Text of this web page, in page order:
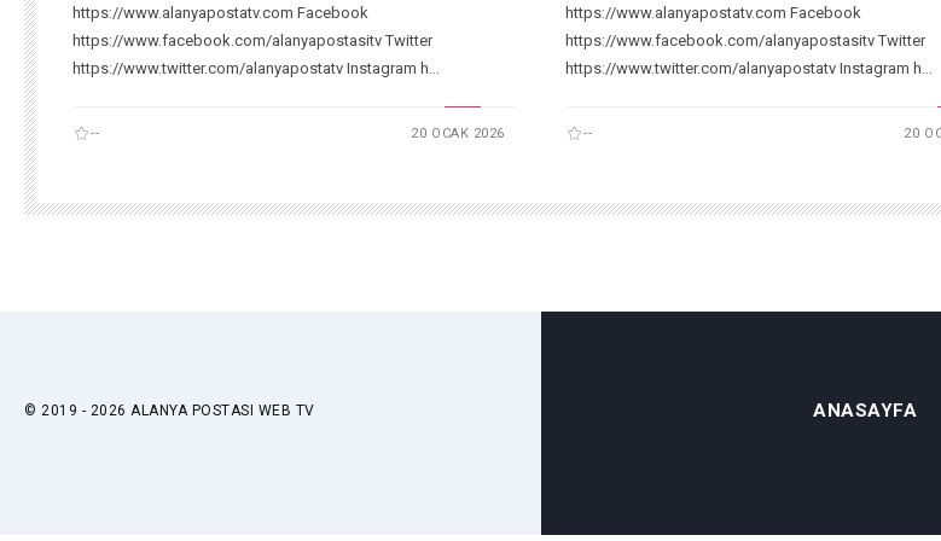
https://www.alanyapostatv.com Facebook
https://www.facebook.com/alanyapostasitv Twitter
https://www.twitter.com/alanyapostatv Instagram h...
-- 20 OCAK 2026
https://www.alanyapostatv.com Facebook
https://www.facebook.com/alanyapostasitv Twitter
https://www.twitter.com/alanyapostatv Instagram h...
-- 20
© 2019 - 2026 ALANYA POSTASI WEB TV ANASAYFA